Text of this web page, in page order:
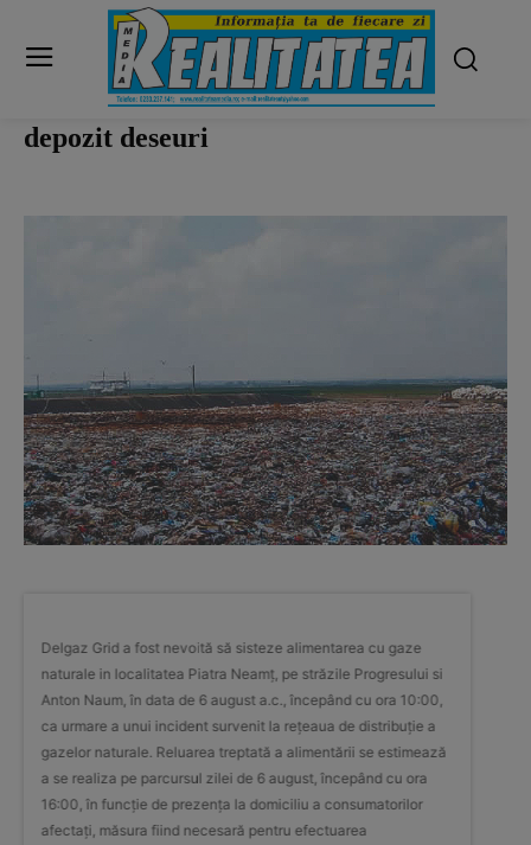
depozit deseuri
Delgaz Grid a fost nevoită să sisteze alimentarea cu gaze
naturale in localitatea Piatra Neamț, pe străzile Progresului si
Anton Naum, în data de 6 august a.c., începând cu ora 10:00,
ca urmare a unui incident survenit la rețeaua de distribuție a
gazelor naturale. Reluarea treptată a alimentării se estimează
a se realiza pe parcursul zilei de 6 august, începând cu ora
16:00, în funcție de prezența la domiciliu a consumatorilor
afectați, măsura fiind necesară pentru efectuarea